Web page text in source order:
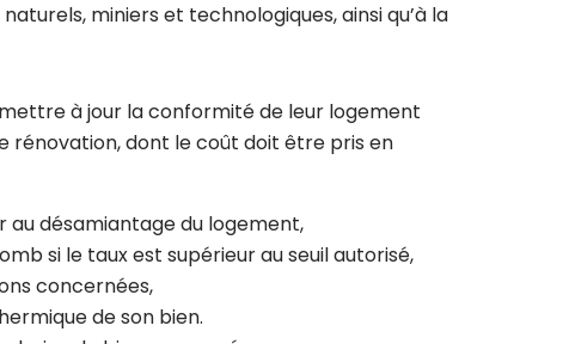
miniers et technologiques, ainsi qu’à la
à jour la conformité de leur logement
rénovation, dont le coût doit être pris en
au désamiantage du logement,
si le taux est supérieur au seuil autorisé,
concernées,
de son bien.